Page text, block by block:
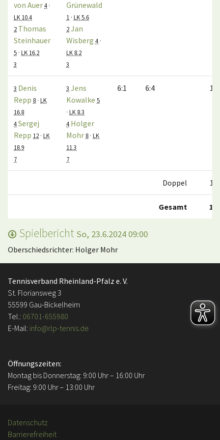
von Auer4 ·
LK 10.4
2 Thomas
Steinhauer
5 · LK 16.2
3
Grünewald
1 · LK 5.6
2Jan
Wisberg 4 ·
LK 8.2
3
3 Denis
Repp 8 · LK
16.8
4Sergej
Repp 12 · LK
18.9
7
3 Jens
Kowalke 5
· LK 8.3
4 Holger
Mohr 8 · LK
11.3
7
6:1 6:4 1:0
Doppel 1:1
Gesamt 1:5
Spielbericht So, 23.6.2024 09:00
Oberschiedsrichter: Holger Mohr
Tennisverband Rheinland-Pfalz e. V.
St. Floriansweg 3
55599 Gau-Bickelheim
Tel.: 06701-655980
E-Mail: info@rlp-tennis.de
Öffnungszeiten:
Montag bis Donnerstag: 9:00 Uhr – 16:00 Uhr
Freitag: 9:00 Uhr – 13:00 Uhr
Datenschutz
Barrierefreiheit